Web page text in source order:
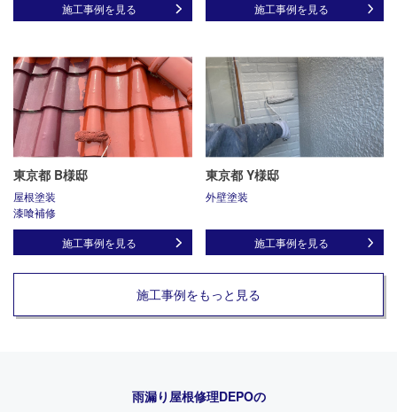
施工事例を見る
施工事例を見る
東京都 B様邸
屋根塗装
漆喰補修
施工事例を見る
東京都 Y様邸
外壁塗装
施工事例を見る
施工事例をもっと見る
雨漏り屋根修理DEPOの